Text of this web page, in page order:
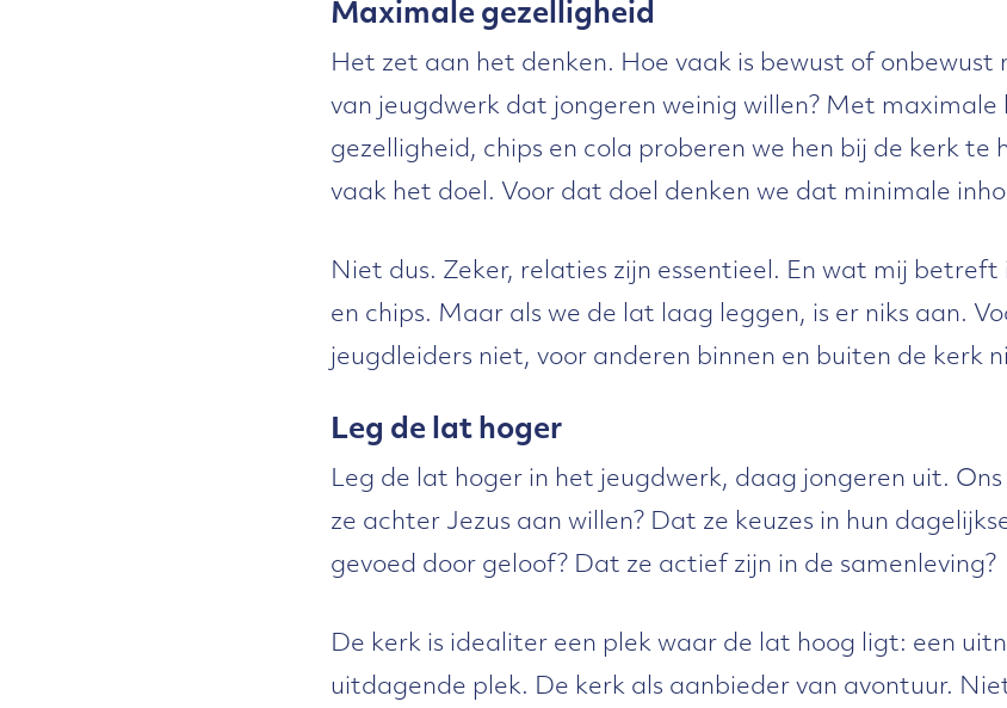
Maximale gezelligheid
Het zet aan het denken. Hoe vaak is bewust of
van jeugdwerk dat jongeren weinig willen? Met maximale
gezelligheid, chips en cola proberen we hen bij de kerk te
vaak het doel. Voor dat doel denken we dat minimale
Niet dus. Zeker, relaties zijn essentieel. En wat mij betreft
en chips. Maar als we de lat laag leggen, is er niks aan.
jeugdleiders niet, voor anderen binnen en buiten de kerk
Leg de lat hoger
Leg de lat hoger in het jeugdwerk, daag jongeren uit.
ze achter Jezus aan willen? Dat ze keuzes in hun
gevoed door geloof? Dat ze actief zijn in de samenleving?
De kerk is idealiter een plek waar de lat hoog ligt: een
uitdagende plek. De kerk als aanbieder van avontuur.